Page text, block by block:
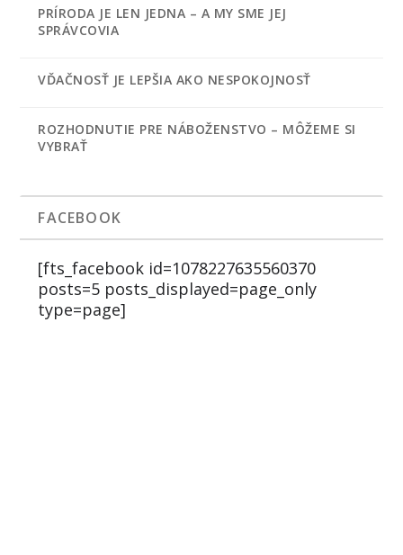
PRÍRODA JE LEN JEDNA – A MY SME JEJ
SPRÁVCOVIA
VĎAČNOSŤ JE LEPŠIA AKO NESPOKOJNOSŤ
ROZHODNUTIE PRE NÁBOŽENSTVO – MÔŽEME SI
VYBRAŤ
FACEBOOK
[fts_facebook id=1078227635560370
posts=5 posts_displayed=page_only
type=page]